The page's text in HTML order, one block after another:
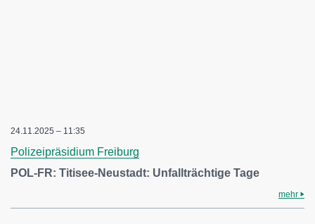
24.11.2025 – 11:35
Polizeipräsidium Freiburg
POL-FR: Titisee-Neustadt: Unfallträchtige Tage
mehr